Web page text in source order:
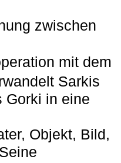
zwischen
mit dem
Sarkis
Gorki in eine
Objekt, Bild,